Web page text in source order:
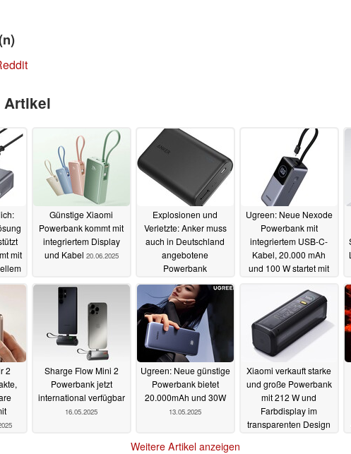
Artikel
mit
Günstige Xiaomi
Powerbank kommt mit
integriertem Display
und Kabel 20.06.2025
Explosionen und
Verletzte: Anker muss
auch in Deutschland
angebotene
Powerbank
13.06.2025
Ugreen: Neue Nexode
Powerbank mit
integriertem USB-C-
Kabel, 20.000 mAh
und 100 W startet mit
2
Sharge Flow Mini 2
Powerbank jetzt
international verfügbar
16.05.2025
Ugreen: Neue günstige
Powerbank bietet
20.000mAh und 30W
13.05.2025
Xiaomi verkauft starke
und große Powerbank
mit 212 W und
Farbdisplay im
transparenten Design
Weitere Artikel anzeigen